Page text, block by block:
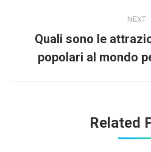
NEXT
Quali sono le
popolari al mondo
Related